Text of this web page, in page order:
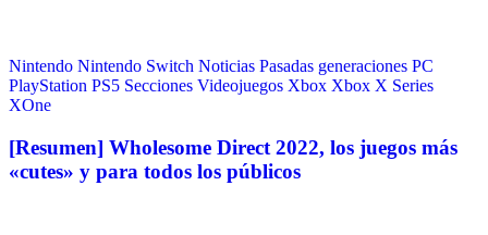
Nintendo Nintendo Switch Noticias Pasadas generaciones PC
PlayStation PS5 Secciones Videojuegos Xbox Xbox X Series
XOne
[Resumen] Wholesome Direct 2022, los juegos más
«cutes» y para todos los públicos